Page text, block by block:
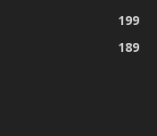
199
189